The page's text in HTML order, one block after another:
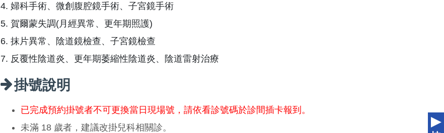
4. 婦科手術、微創腹腔鏡手術、子宮鏡手術
5. 賀爾蒙失調(月經異常、更年期照護)
6. 抹片異常、陰道鏡檢查、子宮鏡檢查
7. 反覆性陰道炎、更年期萎縮性陰道炎、陰道雷射治療
掛號說明
已完成預約掛號者不可更換當日現場號，請依看診號碼於診間插卡報到。
未滿 18 歲者，建議改掛兒科相關診。